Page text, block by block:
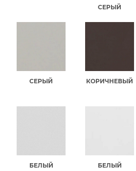
СЕРЫЙ
СЕРЫЙ КОРИЧНЕВЫЙ
БЕЛЫЙ
БЕЛЫЙ